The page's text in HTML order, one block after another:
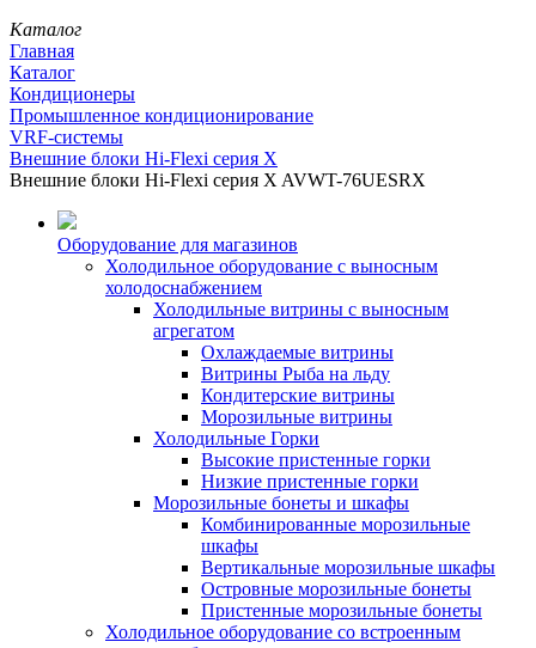
Каталог
Главная
Каталог
Кондиционеры
Промышленное кондиционирование
VRF-системы
Внешние блоки Hi-Flexi серия X
Внешние блоки Hi-Flexi серия X AVWT-76UESRX
Оборудование для магазинов
Холодильное оборудование с выносным
холодоснабжением
Холодильные витрины с выносным
агрегатом
Охлаждаемые витрины
Витрины Рыба на льду
Кондитерские витрины
Морозильные витрины
Холодильные Горки
Высокие пристенные горки
Низкие пристенные горки
Морозильные бонеты и шкафы
Комбинированные морозильные
шкафы
Вертикальные морозильные шкафы
Островные морозильные бонеты
Пристенные морозильные бонеты
Холодильное оборудование со встроенным